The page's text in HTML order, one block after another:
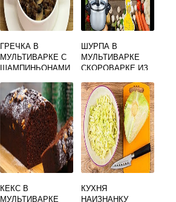
ГРЕЧКА В
МУЛЬТИВАРКЕ С
ШАМПИНЬОНАМИ
ШУРПА В
МУЛЬТИВАРКЕ
СКОРОВАРКЕ ИЗ
КЕКС В
МУЛЬТИВАРКЕ
КУХНЯ
НАИЗНАНКУ